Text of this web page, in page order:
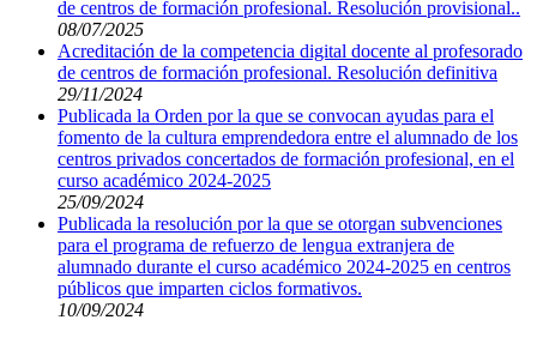
de centros de formación profesional. Resolución provisional..
08/07/2025
Acreditación de la competencia digital docente al profesorado
de centros de formación profesional. Resolución definitiva
29/11/2024
Publicada la Orden por la que se convocan ayudas para el
fomento de la cultura emprendedora entre el alumnado de los
centros privados concertados de formación profesional, en el
curso académico 2024-2025
25/09/2024
Publicada la resolución por la que se otorgan subvenciones
para el programa de refuerzo de lengua extranjera de
alumnado durante el curso académico 2024-2025 en centros
públicos que imparten ciclos formativos.
10/09/2024